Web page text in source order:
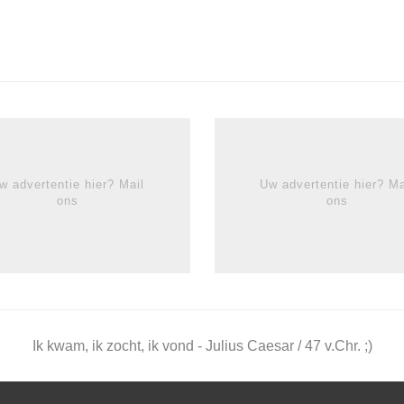
advertentie hier? Mail
ons
Uw advertentie hier?
ons
Ik kwam, ik zocht, ik vond - Julius Caesar / 47 v.Chr. ;)